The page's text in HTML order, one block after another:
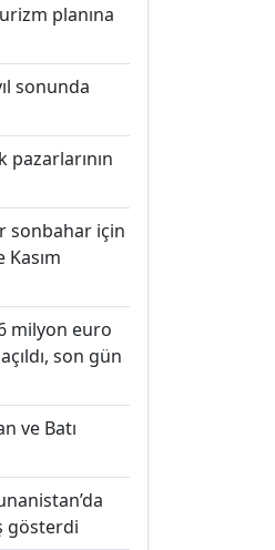
planına
sonunda
pazarlarının
sonbahar için
milyon euro
son gün
ve Batı
gösterdi